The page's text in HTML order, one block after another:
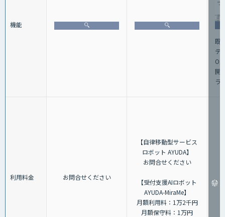
機能
既
テ
開
ラ
利用料金 お問合せください
【自律移動型サービス
ロボット AYUDA】
お問合せください
【受付支援AIロボット
AYUDA-MiraMe】
月額利用料：1万2千円
月額保守料：1万円